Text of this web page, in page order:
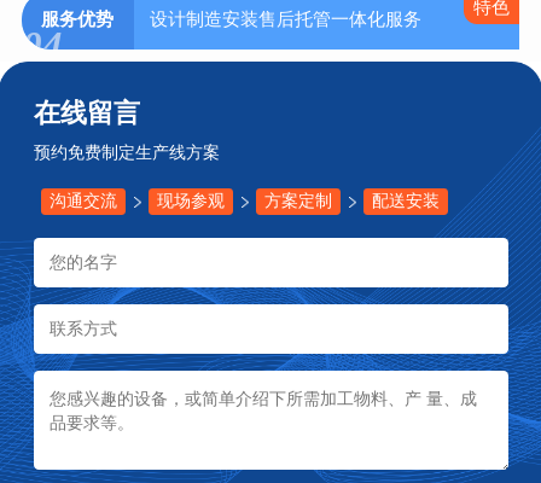
服务优势
04
设计制造安装售后托管一体化服务
特色
在线留言
预约免费制定生产线方案
沟通交流 现场参观 方案定制 配送安装